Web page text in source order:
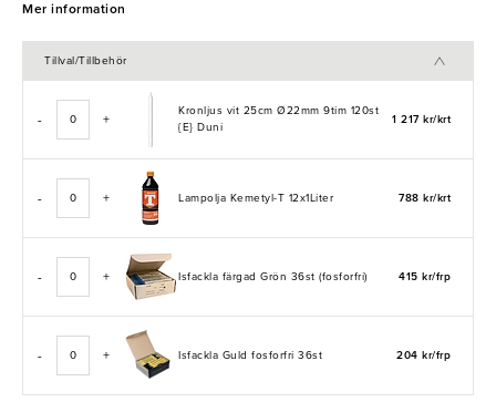
Mer information
Tillval/Tillbehör
- +
Kronljus vit 25cm Ø22mm 9tim 120st
{E} Duni
1 217 kr/krt
- + Lampolja Kemetyl-T 12x1Liter 788 kr/krt
- + Isfackla färgad Grön 36st (fosforfri) 415 kr/frp
- + Isfackla Guld fosforfri 36st 204 kr/frp